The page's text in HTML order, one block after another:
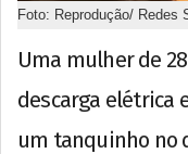
Foto: Reprodução/ Redes
Uma mulher de
descarga elétrica
um tanquinho no